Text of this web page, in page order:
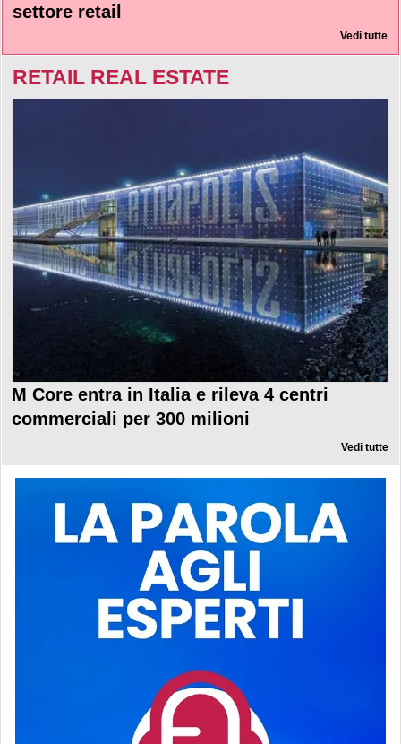
settore retail
Vedi tutte
RETAIL REAL ESTATE
M Core entra in Italia e rileva 4 centri
commerciali per 300 milioni
Vedi tutte